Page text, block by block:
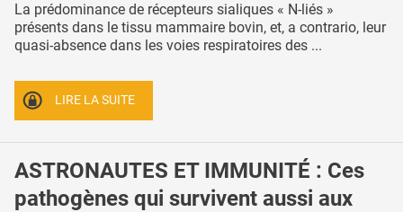
La prédominance de récepteurs sialiques « N-liés »
présents dans le tissu mammaire bovin, et, a contrario, leur
quasi-absence dans les voies respiratoires des ...
LIRE LA SUITE
ASTRONAUTES ET IMMUNITÉ : Ces
pathogènes qui survivent aussi aux